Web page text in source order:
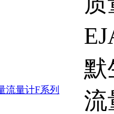
流量计F系列
默
流